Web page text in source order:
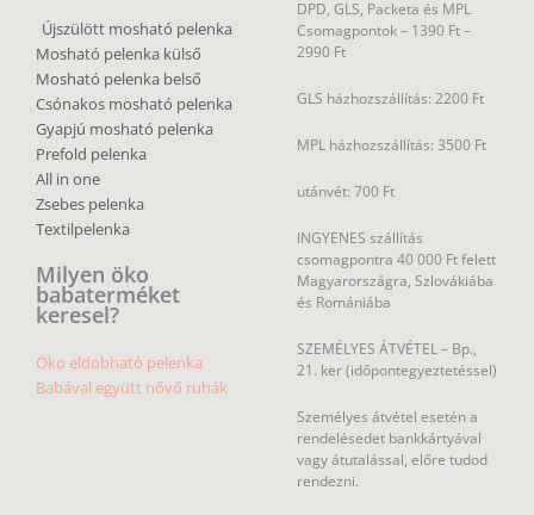
Újszülött mosható pelenka
Mosható pelenka külső
Mosható pelenka belső
Csónakos mosható pelenka
Gyapjú mosható pelenka
Prefold pelenka
All in one
Zsebes pelenka
Textilpelenka
Milyen öko
babaterméket
keresel?
Öko eldobható pelenka
Babával együtt nővő ruhák
DPD, GLS, Packeta és MPL
Csomagpontok – 1390 Ft –
2990 Ft
GLS házhozszállítás: 2200 Ft
MPL házhozszállítás: 3500 Ft
utánvét: 700 Ft
INGYENES szállítás
csomagpontra 40 000 Ft felett
Magyarországra, Szlovákiába
és Romániába
SZEMÉLYES ÁTVÉTEL – Bp.,
21. ker (időpontegyeztetéssel)
Személyes átvétel esetén a
rendelésedet bankkártyával
vagy átutalással, előre tudod
rendezni.